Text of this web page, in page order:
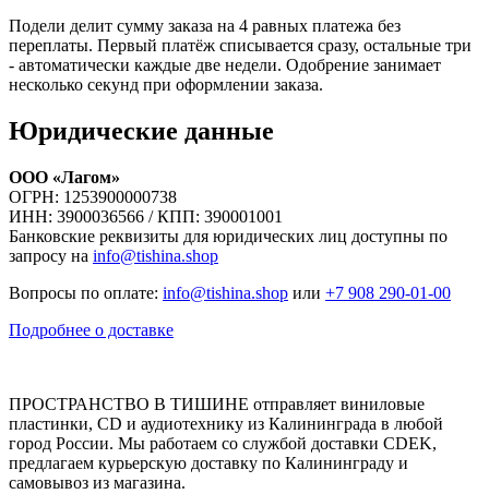
Подели делит сумму заказа на 4 равных платежа без
переплаты. Первый платёж списывается сразу, остальные три
- автоматически каждые две недели. Одобрение занимает
несколько секунд при оформлении заказа.
Юридические данные
ООО «Лагом»
ОГРН: 1253900000738
ИНН: 3900036566 / КПП: 390001001
Банковские реквизиты для юридических лиц доступны по
запросу на info@tishina.shop
Вопросы по оплате: info@tishina.shop или +7 908 290-01-00
Подробнее о доставке
ПРОСТРАНСТВО В ТИШИНЕ отправляет виниловые
пластинки, CD и аудиотехнику из Калининграда в любой
город России. Мы работаем со службой доставки CDEK,
предлагаем курьерскую доставку по Калининграду и
самовывоз из магазина.